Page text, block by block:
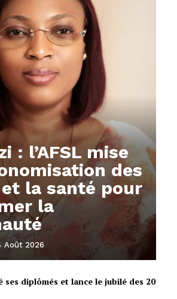
: l’AFSL mise
des
la santé pour
la
Août 2026
ses diplômés et lance le jubilé des 20